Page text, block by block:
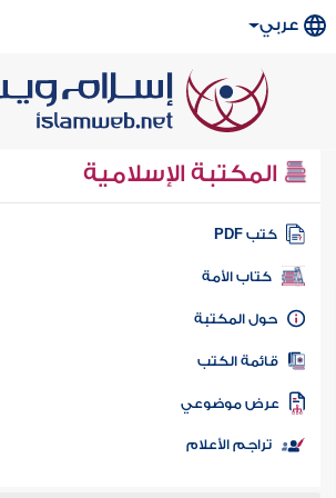
عربي
المكتبة الإسلامية
كتب PDF
كتاب الأمة
المكتبة
الكتب
موضوعي